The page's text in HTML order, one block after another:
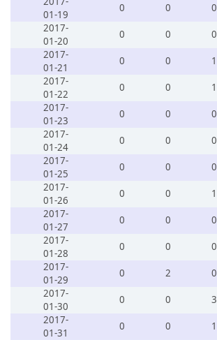
01-19
0 0 0
2017-
01-20
0 0 0
2017-
01-21
0 0 1
2017-
01-22
0 0 1
2017-
01-23
0 0 0
2017-
01-24
0 0 0
2017-
01-25
0 0 0
2017-
01-26
0 0 1
2017-
01-27
0 0 0
2017-
01-28
0 0 0
2017-
01-29
0 2 0
2017-
01-30
0 0 3
2017-
01-31
0 0 1